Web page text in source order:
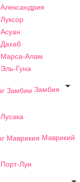
Александрия
Луксор
Асуан
Дахаб
Марса-Алам
Эль-Гуна
Замбия

Лусака
Маврикий
Порт-Луи